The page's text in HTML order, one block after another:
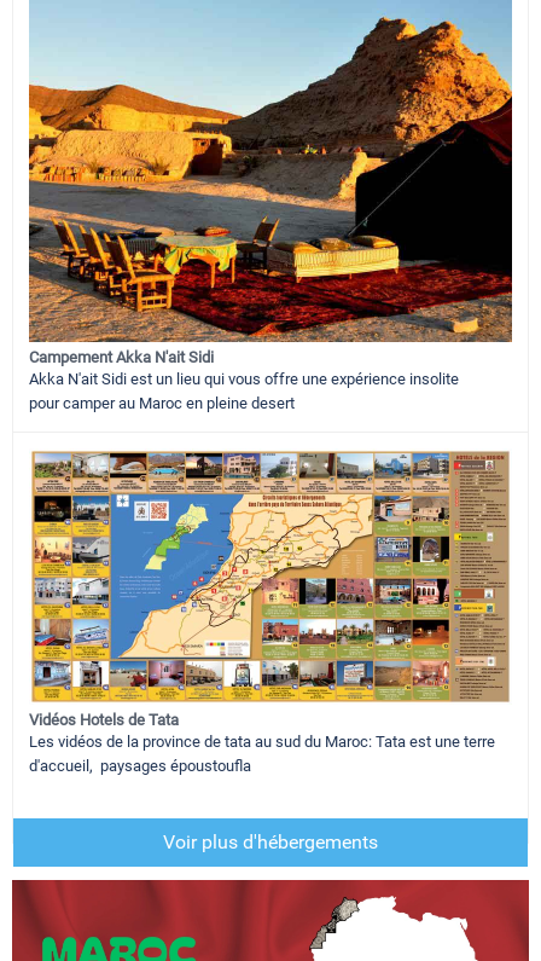
Campement Akka N'ait Sidi
Akka N'ait Sidi est un lieu qui vous offre une expérience insolite
pour camper au Maroc en pleine desert
Vidéos Hotels de Tata
Les vidéos de la province de tata au sud du Maroc: Tata est une terre
d'accueil, paysages époustoufla
Voir plus d'hébergements